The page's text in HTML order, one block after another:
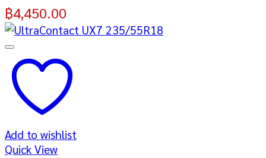
฿4,450.00
Add to wishlist
Quick View